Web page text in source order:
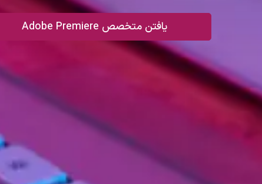
یافتن متخصص Adobe Premiere